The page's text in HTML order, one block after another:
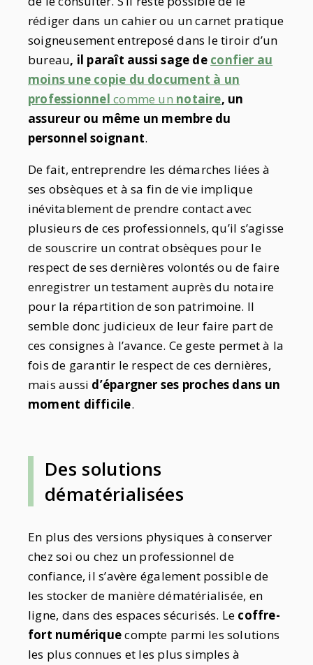
rédiger dans un cahier ou un carnet pratique
soigneusement entreposé dans le tiroir d’un
bureau, il paraît aussi sage de confier au
moins une copie du document à un
professionnel comme un notaire, un
assureur ou même un membre du
personnel soignant.
De fait, entreprendre les démarches liées à
ses obsèques et à sa fin de vie implique
inévitablement de prendre contact avec
plusieurs de ces professionnels, qu’il s’agisse
de souscrire un contrat obsèques pour le
respect de ses dernières volontés ou de faire
enregistrer un testament auprès du notaire
pour la répartition de son patrimoine. Il
semble donc judicieux de leur faire part de
ces consignes à l’avance. Ce geste permet à la
fois de garantir le respect de ces dernières,
mais aussi d’épargner ses proches dans un
moment difficile.
Des solutions
dématérialisées
En plus des versions physiques à conserver
chez soi ou chez un professionnel de
confiance, il s’avère également possible de
les stocker de manière dématérialisée, en
ligne, dans des espaces sécurisés. Le coffre-
fort numériquecompte parmi les solutions
les plus connues et les plus simples à